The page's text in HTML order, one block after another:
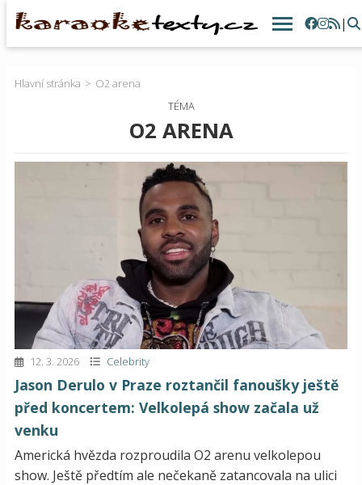
|
Hlavní stránka
O2 arena
TÉMA
O2 ARENA
12. 3. 2026 Celebrity
Jason Derulo v Praze roztančil fanoušky ještě
před koncertem: Velkolepá show začala už
venku
Americká hvězda rozproudila O2 arenu velkolepou
show. Ještě předtím ale nečekaně zatancovala na ulici